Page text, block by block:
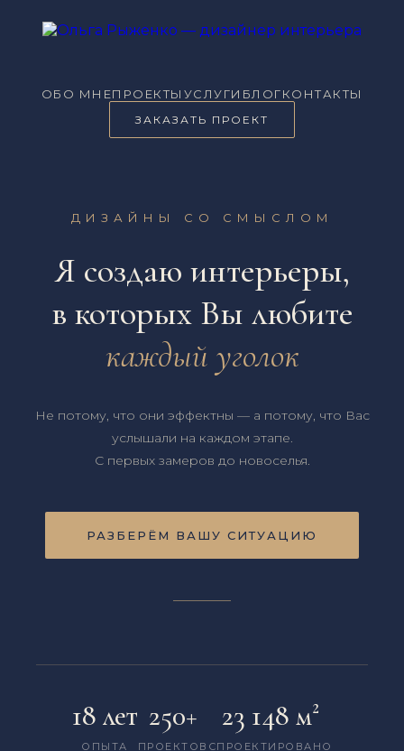
ОБО МНЕПРОЕКТЫ УСЛУГИ БЛОГКОНТАКТЫ
ЗАКАЗАТЬ ПРОЕКТ
ДИЗАЙНЫ СО СМЫСЛОМ
Я создаю интерьеры,
в которых Вы любите
каждый уголок
Не потому, что они эффектны — а потому, что Вас
услышали на каждом этапе.
С первых замеров до новоселья.
РАЗБЕРЁМ ВАШУ СИТУАЦИЮ
18 лет
ОПЫТА
250+
ПРОЕКТОВ
23 148 м²
СПРОЕКТИРОВАНО